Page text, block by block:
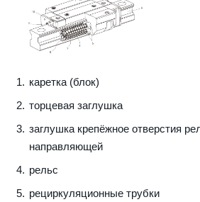
каретка (блок)
торцевая заглушка
заглушка крепёжное отверстия
направляющей
рельс
рециркуляционные трубки